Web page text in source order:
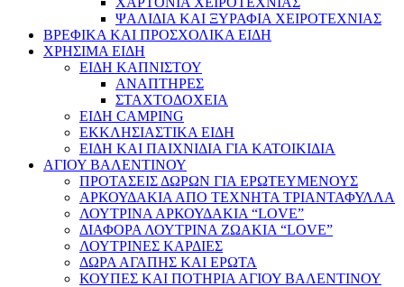
ΨΑΛΙΔΙΑ ΚΑΙ ΞΥΡΑΦΙΑ ΧΕΙΡΟΤΕΧΝΙΑΣ
ΒΡΕΦΙΚΑ ΚΑΙ ΠΡΟΣΧΟΛΙΚΑ ΕΙΔΗ
ΧΡΗΣΙΜΑ ΕΙΔΗ
ΕΙΔΗ ΚΑΠΝΙΣΤΟΥ
ΑΝΑΠΤΗΡΕΣ
ΣΤΑΧΤΟΔΟΧΕΙΑ
ΕΙΔΗ CAMPING
ΕΚΚΛΗΣΙΑΣΤΙΚΑ ΕΙΔΗ
ΕΙΔΗ ΚΑΙ ΠΑΙΧΝΙΔΙΑ ΓΙΑ ΚΑΤΟΙΚΙΔΙΑ
ΑΓΙΟΥ ΒΑΛΕΝΤΙΝΟΥ
ΠΡΟΤΑΣΕΙΣ ΔΩΡΩΝ ΓΙΑ ΕΡΩΤΕΥΜΕΝΟΥΣ
ΑΡΚΟΥΔΑΚΙΑ ΑΠΟ ΤΕΧΝΗΤΑ ΤΡΙΑΝΤΑΦΥΛΛΑ
ΛΟΥΤΡΙΝΑ ΑΡΚΟΥΔΑΚΙΑ “LOVE”
ΔΙΑΦΟΡΑ ΛΟΥΤΡΙΝΑ ΖΩΑΚΙΑ “LOVE”
ΛΟΥΤΡΙΝΕΣ ΚΑΡΔΙΕΣ
ΔΩΡΑ ΑΓΑΠΗΣ ΚΑΙ ΕΡΩΤΑ
ΚΟΥΠΕΣ ΚΑΙ ΠΟΤΗΡΙΑ ΑΓΙΟΥ ΒΑΛΕΝΤΙΝΟΥ